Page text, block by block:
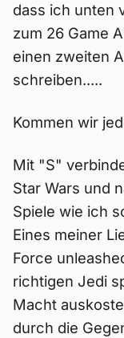
dass ich unten
zum 26 Game
einen zweiten
schreiben.....
Kommen wir
Mit "S"
Star Wars und
Spiele wie ich
Eines meiner
Force
richtigen Jedi
Macht
durch die